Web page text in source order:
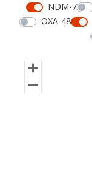
NDM-7
OXA-48